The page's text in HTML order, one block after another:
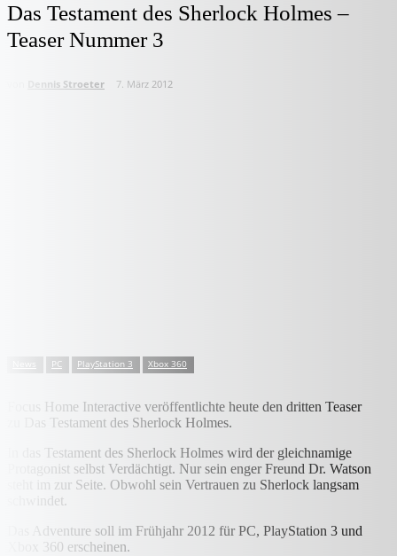
Das Testament des Sherlock Holmes –
Teaser Nummer 3
Dennis Stroeter 7. März 2012
PC PlayStation 3 Xbox 360
Focus Home Interactive veröffentlichte heute den dritten Teaser
zu Das Testament des Sherlock Holmes.
In das Testament des Sherlock Holmes wird der gleichnamige
Protagonist selbst Verdächtigt. Nur sein enger Freund Dr. Watson
steht im zur Seite. Obwohl sein Vertrauen zu Sherlock langsam
schwindet.
Das Adventure soll im Frühjahr 2012 für PC, PlayStation 3 und
Xbox 360 erscheinen.